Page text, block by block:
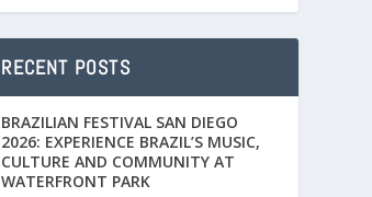
RECENT POSTS
BRAZILIAN FESTIVAL SAN DIEGO
2026: EXPERIENCE BRAZIL’S MUSIC,
CULTURE AND COMMUNITY AT
WATERFRONT PARK